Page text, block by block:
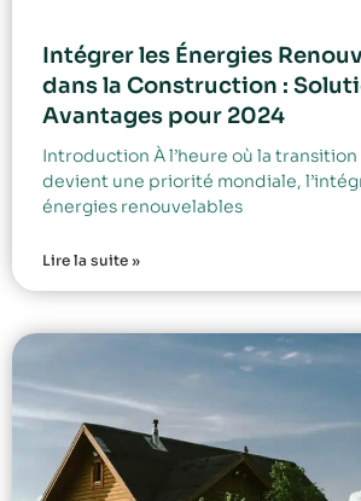
Intégrer les Énergies
dans la Construction :
Avantages pour 2024
Introduction À l’heure où la
devient une priorité mondiale,
énergies renouvelables
Lire la suite »